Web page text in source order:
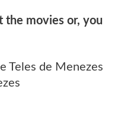
the movies or, you
Teles de Menezes